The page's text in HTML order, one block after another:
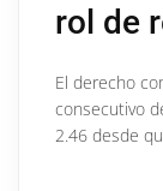
rol de
El derecho
consecutivo
2.46 desde